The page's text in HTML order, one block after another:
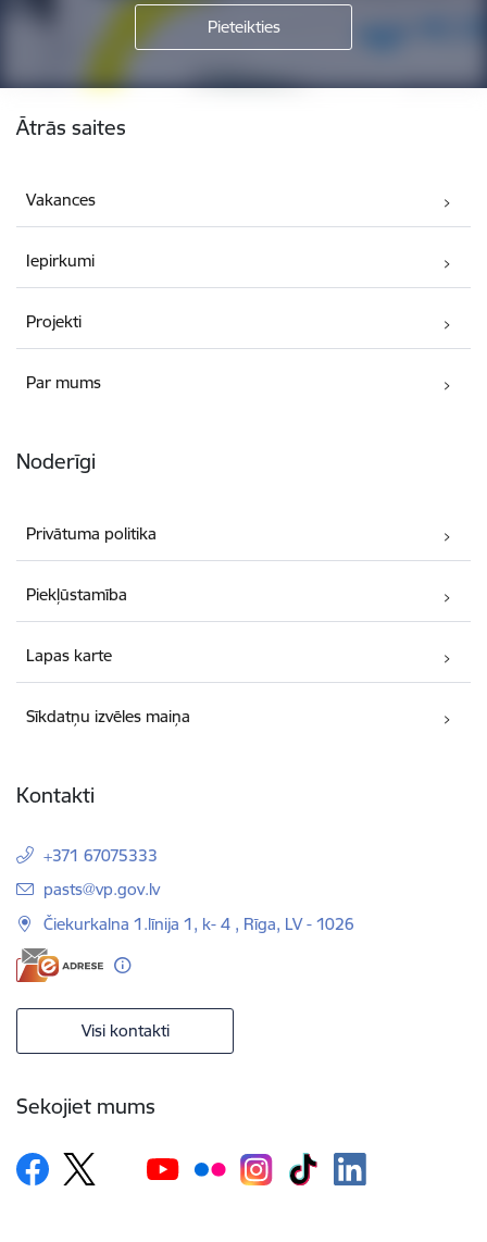
Ātrās saites
Vakances
Iepirkumi
Projekti
Par mums
Noderīgi
Privātuma politika
Piekļūstamība
Lapas karte
Sīkdatņu izvēles maiņa
Kontakti
+371 67075333
E-pasts:
pasts@vp.gov.lv
Čiekurkalna 1.līnija 1, k- 4 , Rīga, LV - 1026
Visi kontakti
Sekojiet mums